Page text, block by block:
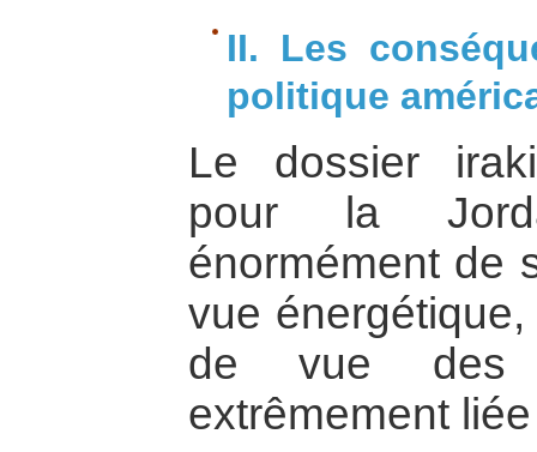
II. Les
politique
Le dossier
pour la
énormément de
vue
de vue des
extrêmement liée